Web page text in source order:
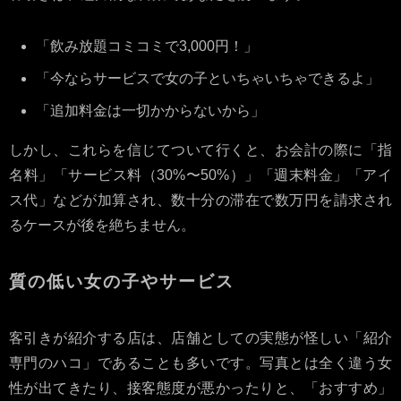
「飲み放題コミコミで3,000円！」
「今ならサービスで女の子といちゃいちゃできるよ」
「追加料金は一切かからないから」
しかし、これらを信じてついて行くと、お会計の際に「指
名料」「サービス料（30%〜50%）」「週末料金」「アイ
ス代」などが加算され、数十分の滞在で数万円を請求され
るケースが後を絶ちません。
質の低い女の子やサービス
客引きが紹介する店は、店舗としての実態が怪しい「紹介
専門のハコ」であることも多いです。写真とは全く違う女
性が出てきたり、接客態度が悪かったりと、「おすすめ」